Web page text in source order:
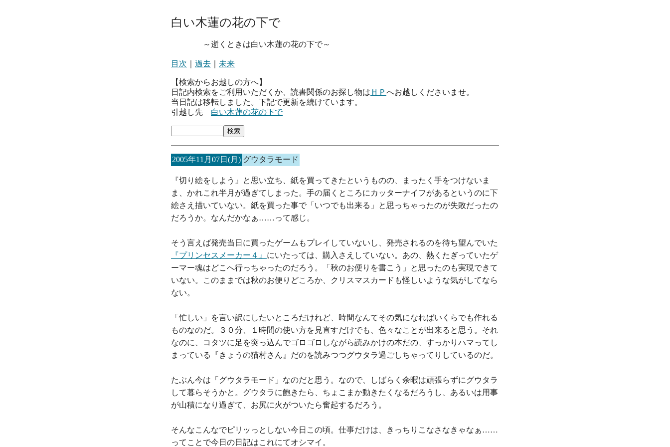
白い木蓮の花の下で
～逝くときは白い木蓮の花の下で～
目次 過去 未来
【検索からお越しの方へ】
日記内検索をご利用いただくか、読書関係のお探し物は ＨＰ へお越しくださいませ。
当日記は移転しました。下記で更新を続けています。
引越し先 白い木蓮の花の下で
2005年11月07日(月) グウタラモード
『切り絵をしよう』と思い立ち、紙を買ってきたというものの、まったく手をつけないま
ま、かれこれ半月が過ぎてしまった。手の届くところにカッターナイフがあるというのに下
絵さえ描いていない。紙を買った事で「いつでも出来る」と思っちゃったのが失敗だったの
だろうか。なんだかなぁ……って感じ。
そう言えば発売当日に買ったゲームもプレイしていないし、発売されるのを待ち望んでいた
『プリンセスメーカー４』 にいたっては、購入さえしていない。あの、熱くたぎっていたゲ
ーマー魂はどこへ行っちゃったのだろう。「秋のお便りを書こう」と思ったのも実現できて
いない。このままでは秋のお便りどころか、クリスマスカードも怪しいような気がしてなら
ない。
「忙しい」を言い訳にしたいところだけれど、時間なんてその気になればいくらでも作れる
ものなのだ。３０分、１時間の使い方を見直すだけでも、色々なことが出来ると思う。それ
なのに、コタツに足を突っ込んでゴロゴロしながら読みかけの本だの、すっかりハマってし
まっている『きょうの猫村さん』だのを読みつつグウタラ過ごしちゃってりしているのだ。
たぶん今は「グウタラモード」なのだと思う。なので、しばらく余暇は頑張らずにグウタラ
して暮らそうかと。グウタラに飽きたら、ちょこまか動きたくなるだろうし、あるいは用事
が山積になり過ぎて、お尻に火がついたら奮起するだろう。
そんなこんなでピリッっとしない今日この頃。仕事だけは、きっちりこなさなきゃなぁ……
ってことで今日の日記はこれにてオシマイ。